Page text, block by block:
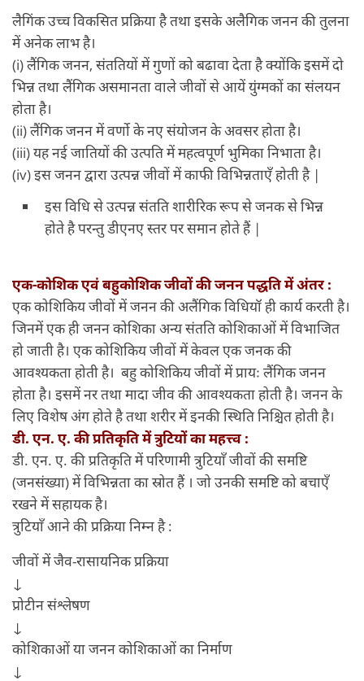
लैगिंक उच्च विकसित प्रक्रिया है तथा इसके अलैगिक जनन की तुलना
में अनेक लाभ है।
(i) लैंगिक जनन, संततियों में गुणों को बढावा देता है क्योंकि इसमें दो
भिन्न तथा लैंगिक असमानता वाले जीवों से आयें युंग्मकों का संलयन
होता है।
(ii) लैंगिक जनन में वर्णो के नए संयोजन के अवसर होता है।
(iii) यह नई जातियों की उत्पति में महत्वपूर्ण भुमिका निभाता है।
(iv) इस जनन द्वारा उत्पन्न जीवों में काफी विभिन्नताएँ होती है |
इस विधि से उत्पन्न संतति शारीरिक रूप से जनक से भिन्न
होते है परन्तु डीएनए स्तर पर समान होते हैं |
एक-कोशिक एवं बहुकोशिक जीवों की जनन पद्धति में अंतर :
एक कोशिकिय जीवों में जनन की अलैंगिक विधियॉ ही कार्य करती है।
जिनमें एक ही जनन कोशिका अन्य संतति कोशिकाओं में विभाजित
हो जाती है। एक कोशिकिय जीवों में केवल एक जनक की
आवश्यकता होती है। बहु कोशिकिय जीवों में प्रायः लैंगिक जनन
होता है। इसमें नर तथा मादा जीव की आवश्यकता होती है। जनन के
लिए विशेष अंग होते है तथा शरीर में इनकी स्थिति निश्चित होती है।
डी. एन. ए. की प्रतिकृति में त्रुटियों का महत्त्व :
डी. एन. ए. की प्रतिकृति में परिणामी त्रुटियाँ जीवों की समष्टि
(जनसंख्या) में विभिन्नता का स्रोत हैं । जो उनकी समष्टि को बचाएँ
रखने में सहायक है।
त्रुटियाँ आने की प्रक्रिया निम्न है :
जीवों में जैव-रासायनिक प्रक्रिया
↓
प्रोटीन संश्लेषण
↓
कोशिकाओं या जनन कोशिकाओं का निर्माण
↓